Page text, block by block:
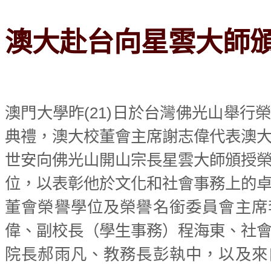
澳大赴台向星雲大師
澳門大學昨(21)日於台灣佛光山舉行
典禮，澳大校董會主席謝志偉代表澳
世安向佛光山開山宗長星雲大師頒授
位，以表彰他於文化和社會事務上的
董會榮譽學位及榮譽名銜委員會主
偉、副校長（學生事務）程海東、社
院長郝雨凡、教務長彭執中，以及